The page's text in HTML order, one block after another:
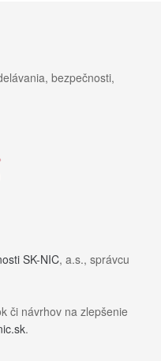
bezpečnosti,
SK-NIC, a.s., správcu
či návrhov na zlepšenie
.